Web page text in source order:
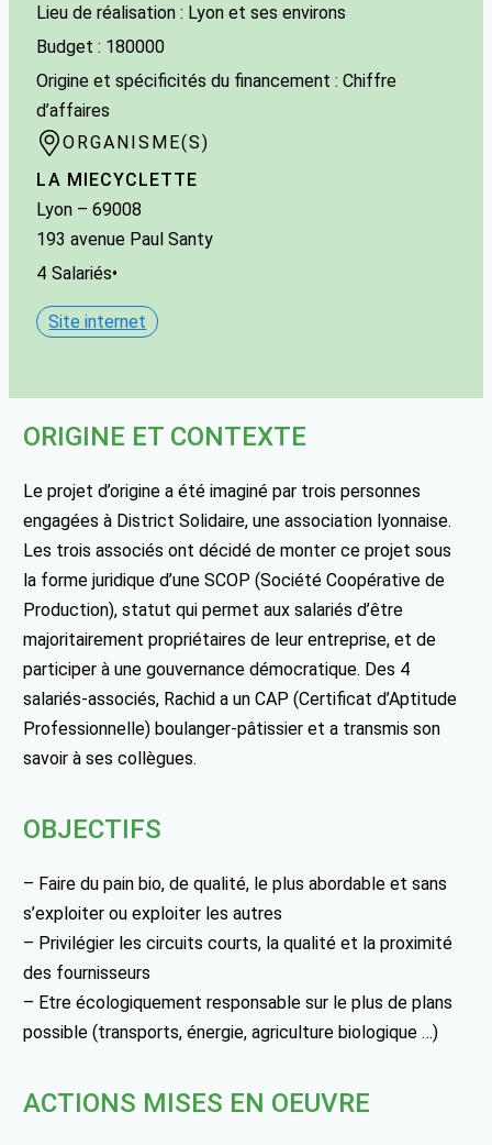
Lieu de réalisation : Lyon et ses environs
Budget : 180000
Origine et spécificités du financement : Chiffre
d’affaires
ORGANISME(S)
LA MIECYCLETTE
Lyon – 69008
193 avenue Paul Santy
4 Salariés•
Site internet
ORIGINE ET CONTEXTE
Le projet d’origine a été imaginé par trois personnes
engagées à District Solidaire, une association lyonnaise.
Les trois associés ont décidé de monter ce projet sous
la forme juridique d’une SCOP (Société Coopérative de
Production), statut qui permet aux salariés d’être
majoritairement propriétaires de leur entreprise, et de
participer à une gouvernance démocratique. Des 4
salariés-associés, Rachid a un CAP (Certificat d’Aptitude
Professionnelle) boulanger-pâtissier et a transmis son
savoir à ses collègues.
OBJECTIFS
– Faire du pain bio, de qualité, le plus abordable et sans
s’exploiter ou exploiter les autres
– Privilégier les circuits courts, la qualité et la proximité
des fournisseurs
– Etre écologiquement responsable sur le plus de plans
possible (transports, énergie, agriculture biologique …)
ACTIONS MISES EN OEUVRE